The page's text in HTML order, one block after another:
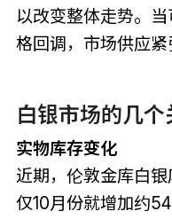
以改变整体走势。
格回调，市场供应紧
白银市场的几个
实物库存变化
近期，伦敦金库白银
仅10月份就增加约